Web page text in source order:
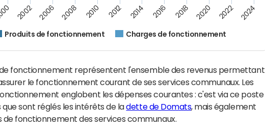
Produits de fonctionnement Charges de fonctionnement
2002 2006 2008 2010 2012 2014 2016 2018 2020 2022 2024
de fonctionnement représentent l'ensemble des revenus permettant
le fonctionnement courant de ses services communaux. Les
englobent les dépenses courantes : c'est via ce poste
que sont réglés les intérêts de ladette de Domats, mais également
de fonctionnement des services communaux.